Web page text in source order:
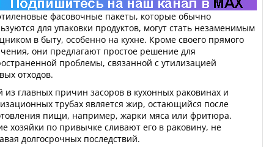
фасовочные пакеты, которые обычно
для упаковки продуктов, могут стать незаменимым
в быту, особенно на кухне. Кроме своего прямого
они предлагают простое решение для
проблемы, связанной с утилизацией
отходов.
из главных причин засоров в кухонных раковинах и
трубах является жир, остающийся после
пищи, например, жарки мяса или фритюра.
хозяйки по привычке сливают его в раковину, не
долгосрочных последствий.